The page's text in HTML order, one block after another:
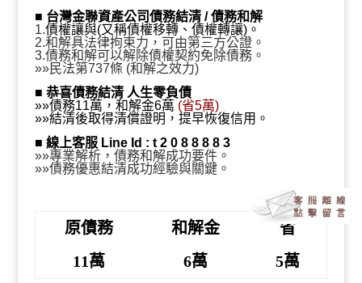
萬、和解金6萬、省5萬』
■ 台灣金聯資產公司債務結清 / 債務和解
1.債權讓與(又稱債權移轉、債權轉讓)。
2.和解具法律拘束力，可由第三方公證。
3.債務和解可以解除債權契約免除債務。
»»民法第737條 (和解之效力)
■ 恭喜債務結清 人生零負債
»»債務11萬，和解金6萬 (省5萬)
»»結清後取得清償證明，提早恢復信用。
■ 線上客服 Line Id : t 2 0 8 8 8 8 3
»»專業解析，債務和解成功要件。
»»債務優惠結清成功經驗與關鍵。
原債務 和解金
省
11萬
6萬 5萬